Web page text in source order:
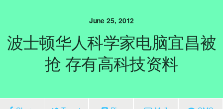
June 25, 2012
波士顿华人科学家电脑宜昌被
抢 存有高科技资料